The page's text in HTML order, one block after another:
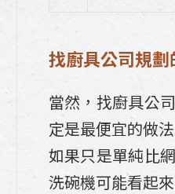
找廚具公司規劃
當然，找廚具公
定是最便宜的做法
如果只是單純比
洗碗機可能看起